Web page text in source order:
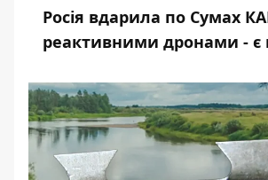
Росія вдарила по Сумах
реактивними дронами - є